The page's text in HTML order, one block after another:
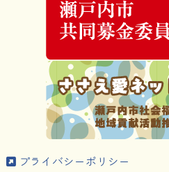
プライバシーポリシー